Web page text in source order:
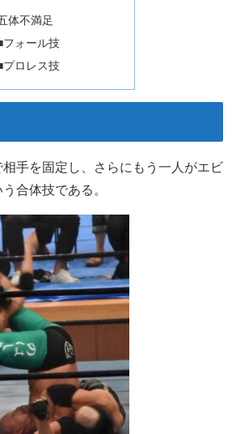
体不満足
フォール技
プロレス技
手を固定し、さらにもう一人がエビ
合体技である。